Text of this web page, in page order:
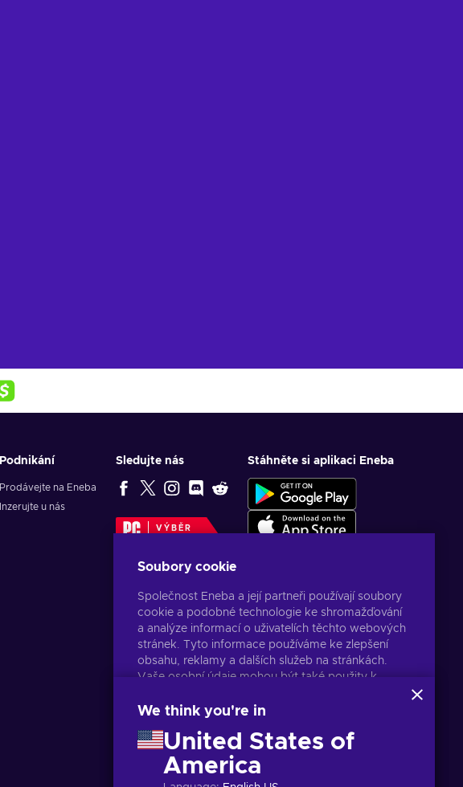
Podnikání
Prodávejte na Eneba
Inzerujte u nás
Sledujte nás
VÝBĚR
Stáhněte si aplikaci Eneba
Soubory cookie
Společnost Eneba a její partneři používají soubory
cookie a podobné technologie ke shromažďování
a analýze informací o uživatelích těchto webových
stránek. Tyto informace používáme ke zlepšení
obsahu, reklamy a dalších služeb na stránkách.
Vaše osobní údaje mohou být také použity k
Kliknutím na tlačítko „Přijmout vše“ souhlasíte s
jejími partnery. Svůj souhlas můžete upravit
kliknutím na tlačítko „Přizpůsobit“.
Další informace o tom, jak Google používá vaše
We think you're in
United States of
America